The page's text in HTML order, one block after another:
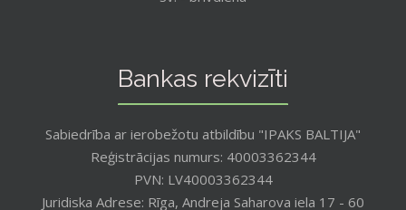
Bankas rekvizīti
Sabiedrība ar ierobežotu atbildību "IPAKS BALTIJA"
Reģistrācijas numurs: 40003362344
PVN: LV40003362344
Juridiska Adrese: Rīga, Andreja Saharova iela 17 - 60